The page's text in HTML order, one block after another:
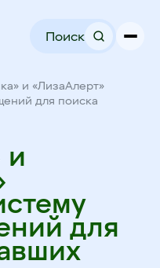
Поиск
и «ЛизаАлерт»
для поиска
и
для